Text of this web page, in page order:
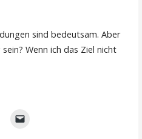
sind bedeutsam. Aber
Wenn ich das Ziel nicht